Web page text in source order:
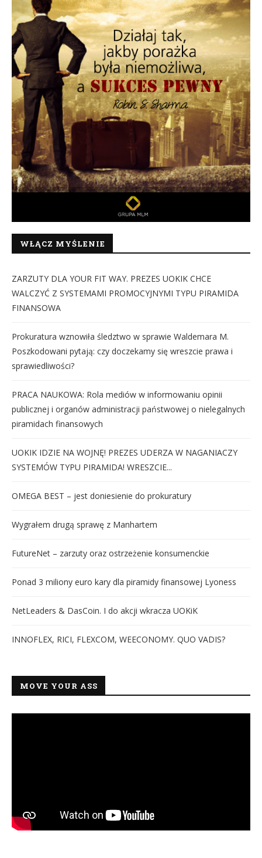
WŁĄCZ MYŚLENIE
ZARZUTY DLA YOUR FIT WAY. PREZES UOKIK CHCE
WALCZYĆ Z SYSTEMAMI PROMOCYJNYMI TYPU PIRAMIDA
FINANSOWA
Prokuratura wznowiła śledztwo w sprawie Waldemara M.
Poszkodowani pytają: czy doczekamy się wreszcie prawa i
sprawiedliwości?
PRACA NAUKOWA: Rola mediów w informowaniu opinii
publicznej i organów administracji państwowej o nielegalnych
piramidach finansowych
UOKIK IDZIE NA WOJNĘ! PREZES UDERZA W NAGANIACZY
SYSTEMÓW TYPU PIRAMIDA! WRESZCIE...
OMEGA BEST – jest doniesienie do prokuratury
Wygrałem drugą sprawę z Manhartem
FutureNet – zarzuty oraz ostrzeżenie konsumenckie
Ponad 3 miliony euro kary dla piramidy finansowej Lyoness
NetLeaders & DasCoin. I do akcji wkracza UOKiK
INNOFLEX, RICI, FLEXCOM, WEECONOMY. QUO VADIS?
MOVE YOUR ASS